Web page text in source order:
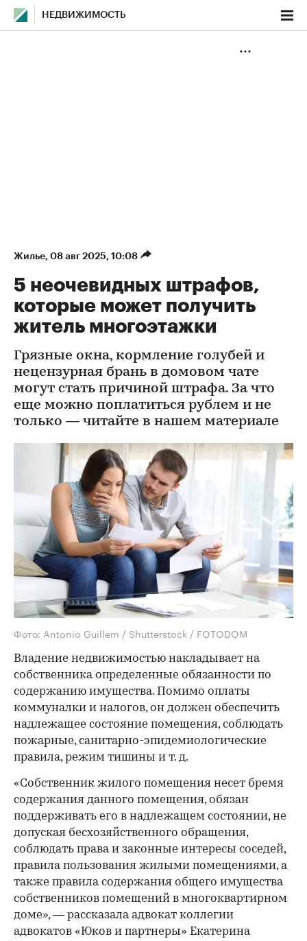
НЕДВИЖИМОСТЬ
Жилье⁠, 08 авг 2025, 10:08
5 неочевидных штрафов,
которые может получить
житель многоэтажки
Грязные окна, кормление голубей и
нецензурная брань в домовом чате
могут стать причиной штрафа. За что
еще можно поплатиться рублем и не
только — читайте в нашем материале
Фото: Antonio Guillem / Shutterstock / FOTODOM
Владение недвижимостью накладывает на
собственника определенные обязанности по
содержанию имущества. Помимо оплаты
коммуналки и налогов, он должен обеспечить
надлежащее состояние помещения, соблюдать
пожарные, санитарно-эпидемиологические
правила, режим тишины и т. д.
«Собственник жилого помещения несет бремя
содержания данного помещения, обязан
поддерживать его в надлежащем состоянии, не
допуская бесхозяйственного обращения,
соблюдать права и законные интересы соседей,
правила пользования жилыми помещениями, а
также правила содержания общего имущества
собственников помещений в многоквартирном
доме», — рассказала адвокат коллегии
адвокатов «Юков и партнеры» Екатерина